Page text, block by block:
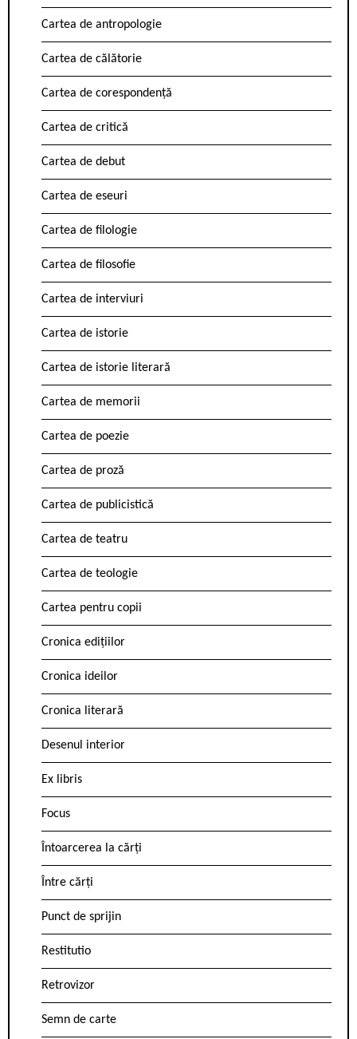
Cartea de antropologie
Cartea de călătorie
Cartea de corespondență
Cartea de critică
Cartea de debut
Cartea de eseuri
Cartea de filologie
Cartea de filosofie
Cartea de interviuri
Cartea de istorie
Cartea de istorie literară
Cartea de memorii
Cartea de poezie
Cartea de proză
Cartea de publicistică
Cartea de teatru
Cartea de teologie
Cartea pentru copii
Cronica edițiilor
Cronica ideilor
Cronica literară
Desenul interior
Ex libris
Focus
Întoarcerea la cărți
Între cărți
Punct de sprijin
Restitutio
Retrovizor
Semn de carte